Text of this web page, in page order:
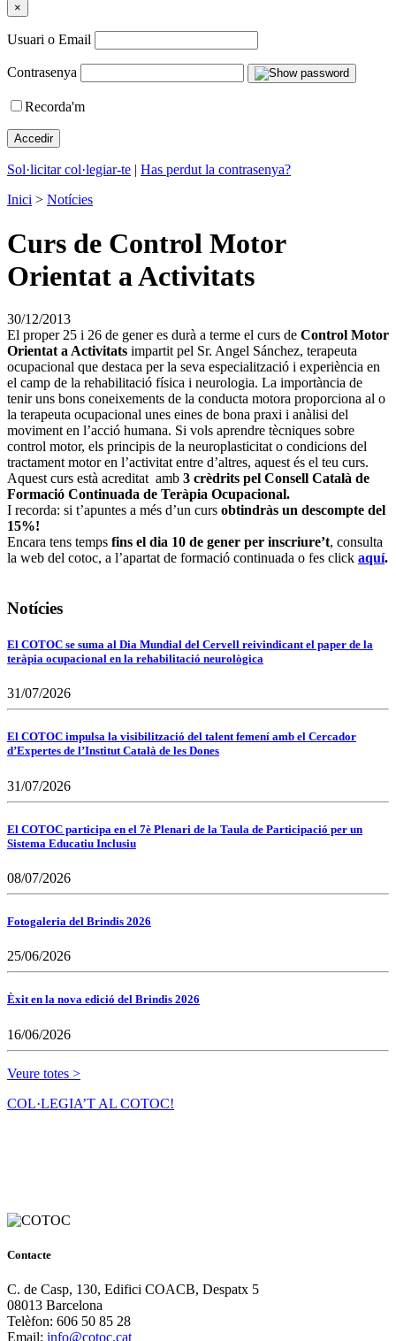
×
Usuari o Email
Contrasenya
Recorda'm
Sol·licitar col·legiar-te | Has perdut la contrasenya?
Inici > Notícies
Curs de Control Motor
Orientat a Activitats
30/12/2013
El proper 25 i 26 de gener es durà a terme el curs de Control Motor
Orientat a Activitats impartit pel Sr. Angel Sánchez, terapeuta
ocupacional que destaca per la seva especialització i experiència en
el camp de la rehabilitació física i neurologia. La importància de
tenir uns bons coneixements de la conducta motora proporciona al o
la terapeuta ocupacional unes eines de bona praxi i anàlisi del
moviment en l’acció humana. Si vols aprendre tècniques sobre
control motor, els principis de la neuroplasticitat o condicions del
tractament motor en l’activitat entre d’altres, aquest és el teu curs.
Aquest curs està acreditat amb 3 crèdrits pel Consell Català de
Formació Continuada de Teràpia Ocupacional.
I recorda: si t’apuntes a més d’un curs obtindràs un descompte del
15%!
Encara tens temps fins el dia 10 de gener per inscriure’t, consulta
la web del cotoc, a l’apartat de formació continuada o fes click aquí.
Notícies
El COTOC se suma al Dia Mundial del Cervell reivindicant el paper de la
teràpia ocupacional en la rehabilitació neurològica
31/07/2026
El COTOC impulsa la visibilització del talent femení amb el Cercador
d’Expertes de l’Institut Català de les Dones
31/07/2026
El COTOC participa en el 7è Plenari de la Taula de Participació per un
Sistema Educatiu Inclusiu
08/07/2026
Fotogaleria del Brindis 2026
25/06/2026
Èxit en la nova edició del Brindis 2026
16/06/2026
Veure totes >
COL·LEGIA’T AL COTOC!
Contacte
C. de Casp, 130, Edifici COACB, Despatx 5
08013 Barcelona
Telèfon: 606 50 85 28
Email: info@cotoc.cat